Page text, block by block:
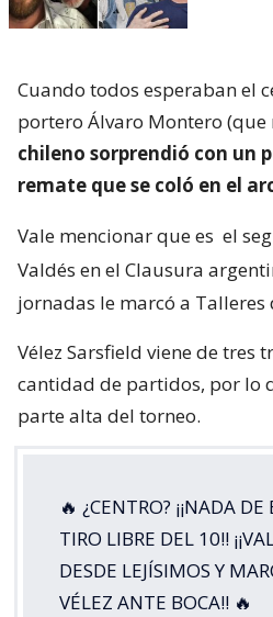
Cuando todos esperaban el
portero Álvaro Montero (que
chileno sorprendió con un
remate que se coló en el
Vale mencionar que es el
Valdés en el Clausura
jornadas le marcó a Talleres
Vélez Sarsfield viene de tres
cantidad de partidos, por lo
parte alta del torneo.
🔥 ¿CENTRO? ¡¡NADA
TIRO LIBRE DEL 10!!
DESDE LEJÍSIMOS Y
VÉLEZ ANTE BOCA!! 🔥